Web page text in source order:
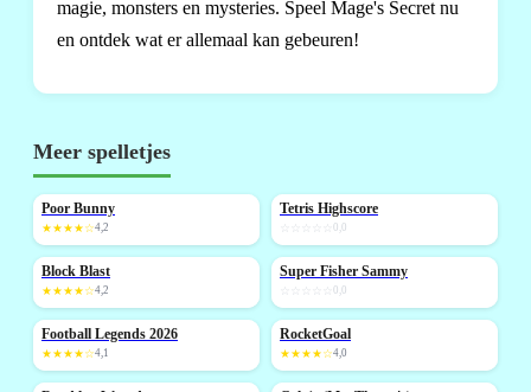
magie, monsters en mysteries. Speel Mage's Secret nu
en ontdek wat er allemaal kan gebeuren!
Meer spelletjes
NIEUW
Poor Bunny
★★★★☆4,2
NIEUW
Tetris Highscore
0,0
NIEUW
Block Blast
★★★★☆4,2
NIEUW
Super Fisher Sammy
0,0
NIEUW
Football Legends 2026
★★★★☆4,1
NIEUW
RocketGoal
★★★★☆4,0